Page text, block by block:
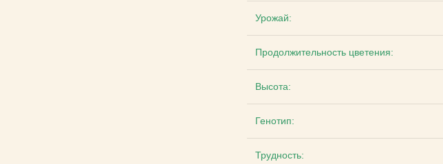
Урожай:
Продолжительность цветения:
Высота:
Генотип:
Трудность: